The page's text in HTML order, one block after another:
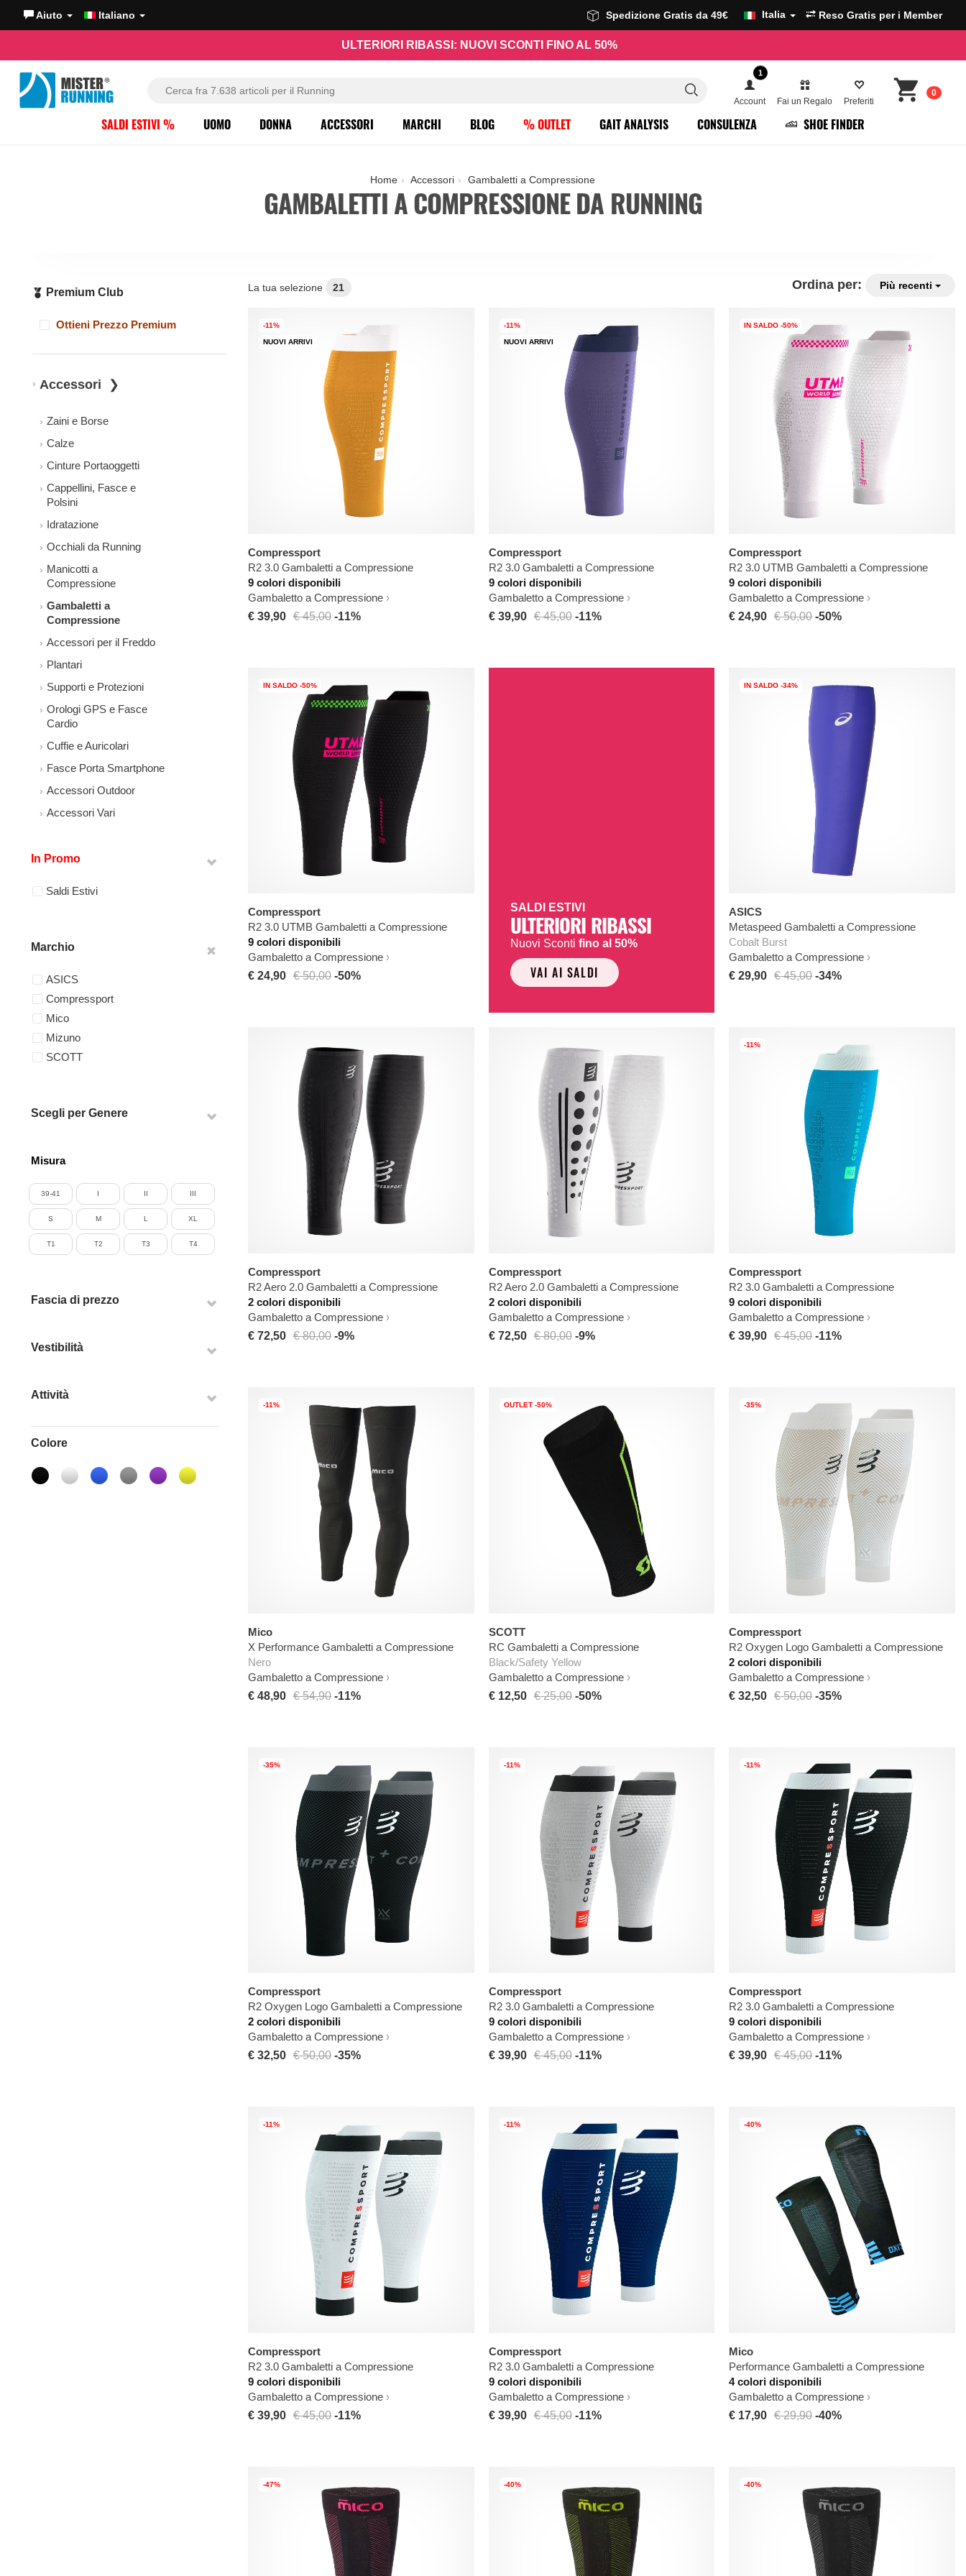
Aiuto Italiano Spedizione Gratis da 49€ Italia Reso Gratis per i Member
ULTERIORI RIBASSI: NUOVI SCONTI FINO AL 50%
1
Account Fai un Regalo Preferiti
0
SALDI ESTIVI % UOMO DONNA ACCESSORI MARCHI BLOG % OUTLET GAIT ANALYSIS CONSULENZA SHOE FINDER
Home Accessori Gambaletti a Compressione
GAMBALETTI A COMPRESSIONE DA RUNNING
Premium Club
Ottieni Prezzo Premium
Accessori
Zaini e Borse
Calze
Cinture Portaoggetti
Cappellini, Fasce e
Polsini
Idratazione
Occhiali da Running
Manicotti a
Compressione
Gambaletti a
Compressione
Accessori per il Freddo
Plantari
Supporti e Protezioni
Orologi GPS e Fasce
Cardio
Cuffie e Auricolari
Fasce Porta Smartphone
Accessori Outdoor
Accessori Vari
In Promo
Saldi Estivi
Marchio
ASICS
Compressport
Mico
Mizuno
SCOTT
Scegli per Genere
Misura
39-41 I II III
S M L XL
T1 T2 T3 T4
Fascia di prezzo
Vestibilità
Attività
Colore
Ordina per: Più recenti
La tua selezione 21
-11%
NUOVI ARRIVI
Compressport
R2 3.0 Gambaletti a Compressione
9 colori disponibili
Gambaletto a Compressione
€ 39,90 € 45,00 -11%
-11%
NUOVI ARRIVI
Compressport
R2 3.0 Gambaletti a Compressione
9 colori disponibili
Gambaletto a Compressione
€ 39,90 € 45,00 -11%
IN SALDO -50%
Compressport
R2 3.0 UTMB Gambaletti a Compressione
9 colori disponibili
Gambaletto a Compressione
€ 24,90
€ 50,00 -50%
IN SALDO -50%
Compressport
R2 3.0 UTMB Gambaletti a Compressione
9 colori disponibili
Gambaletto a Compressione
€ 24,90 € 50,00 -50%
SALDI ESTIVI
ULTERIORI RIBASSI
Nuovi Sconti fino al 50%
VAI AI SALDI
IN SALDO -34%
ASICS
Metaspeed Gambaletti a Compressione
Cobalt Burst
Gambaletto a Compressione
€ 29,90
€ 45,00 -34%
Compressport
R2 Aero 2.0 Gambaletti a Compressione
2 colori disponibili
Gambaletto a Compressione
€ 72,50 € 80,00 -9%
Compressport
R2 Aero 2.0 Gambaletti a Compressione
2 colori disponibili
Gambaletto a Compressione
€ 72,50 € 80,00 -9%
-11%
Compressport
R2 3.0 Gambaletti a Compressione
9 colori disponibili
Gambaletto a Compressione
€ 39,90
€ 45,00 -11%
-11%
Mico
X Performance Gambaletti a Compressione
Nero
Gambaletto a Compressione
€ 48,90 € 54,90 -11%
OUTLET -50%
SCOTT
RC Gambaletti a Compressione
Black/Safety Yellow
Gambaletto a Compressione
€ 12,50 € 25,00 -50%
-35%
Compressport
R2 Oxygen Logo Gambaletti a Compressione
2 colori disponibili
Gambaletto a Compressione
€ 32,50
€ 50,00 -35%
-35%
Compressport
R2 Oxygen Logo Gambaletti a Compressione
2 colori disponibili
Gambaletto a Compressione
€ 32,50 € 50,00 -35%
-11%
Compressport
R2 3.0 Gambaletti a Compressione
9 colori disponibili
Gambaletto a Compressione
€ 39,90 € 45,00 -11%
-11%
Compressport
R2 3.0 Gambaletti a Compressione
9 colori disponibili
Gambaletto a Compressione
€ 39,90
€ 45,00 -11%
-11%
Compressport
R2 3.0 Gambaletti a Compressione
9 colori disponibili
Gambaletto a Compressione
€ 39,90 € 45,00 -11%
-11%
Compressport
R2 3.0 Gambaletti a Compressione
9 colori disponibili
Gambaletto a Compressione
€ 39,90 € 45,00 -11%
-40%
Mico
Performance Gambaletti a Compressione
4 colori disponibili
Gambaletto a Compressione
€ 17,90
€ 29,90 -40%
-47% -40% -40%